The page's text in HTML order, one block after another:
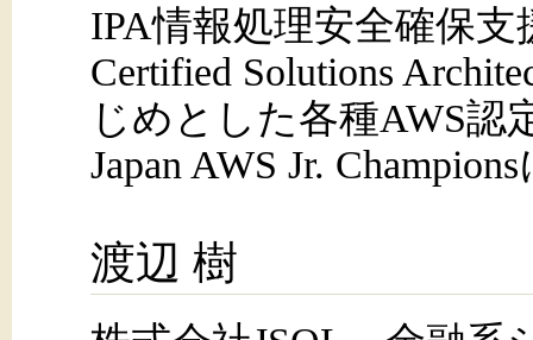
IPA情報処理安全確保支
Certified Solutions
じめとした各種AWS認
Japan AWS Jr.
渡辺 樹